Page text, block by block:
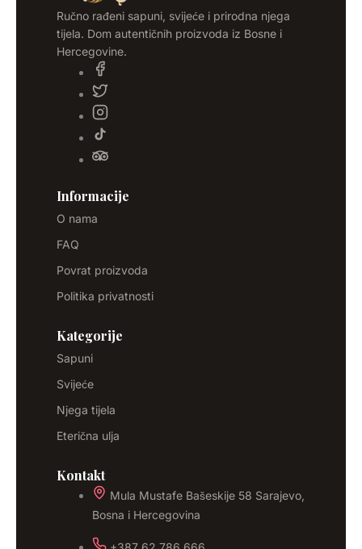
Ručno rađeni sapuni, svijeće i prirodna njega
tijela. Dom autentičnih proizvoda iz Bosne i
Hercegovine.
Informacije
O nama
FAQ
Povrat proizvoda
Politika privatnosti
Kategorije
Sapuni
Svijeće
Njega tijela
Eterična ulja
Kontakt
Mula Mustafe Bašeskije 58 Sarajevo,
Bosna i Hercegovina